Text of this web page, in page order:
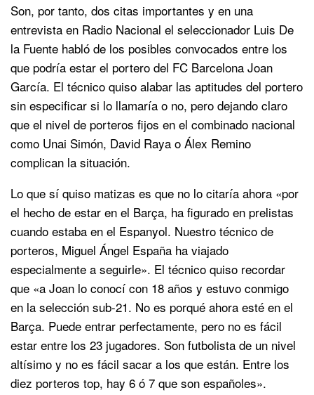
Son, por tanto, dos citas importantes y en una
entrevista en Radio Nacional el seleccionador Luis De
la Fuente habló de los posibles convocados entre los
que podría estar el portero del FC Barcelona Joan
García. El técnico quiso alabar las aptitudes del portero
sin especificar si lo llamaría o no, pero dejando claro
que el nivel de porteros fijos en el combinado nacional
como Unai Simón, David Raya o Álex Remino
complican la situación.
Lo que sí quiso matizas es que no lo citaría ahora «por
el hecho de estar en el Barça, ha figurado en prelistas
cuando estaba en el Espanyol. Nuestro técnico de
porteros, Miguel Ángel España ha viajado
especialmente a seguirle». El técnico quiso recordar
que «a Joan lo conocí con 18 años y estuvo conmigo
en la selección sub-21. No es porqué ahora esté en el
Barça. Puede entrar perfectamente, pero no es fácil
estar entre los 23 jugadores. Son futbolista de un nivel
altísimo y no es fácil sacar a los que están. Entre los
diez porteros top, hay 6 ó 7 que son españoles».